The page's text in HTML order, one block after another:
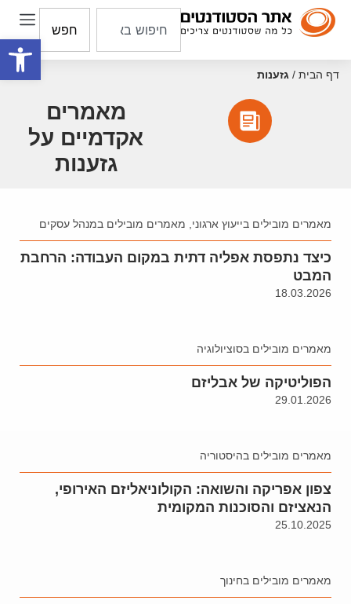
פתח
חפש
דף הבית / גזענות
מאמרים
אקדמיים על
גזענות
מאמרים מובילים בייעוץ ארגוני מאמרים מובילים במנהל עסקים
כיצד נתפסת אפליה דתית במקום העבודה: הרחבת
המבט
18.03.2026
מאמרים מובילים בסוציולוגיה
הפוליטיקה של אבליזם
29.01.2026
מאמרים מובילים בהיסטוריה
צפון אפריקה והשואה: הקולוניאליזם האירופי,
הנאציזם והסוכנות המקומית
25.10.2025
מאמרים מובילים בחינוך